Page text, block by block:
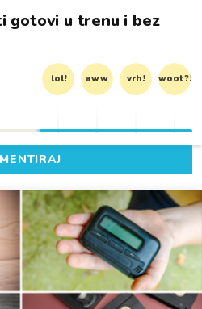
u trenu i bez
lol! aww vrh! woot?!